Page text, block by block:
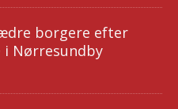
borgere efter
i Nørresundby